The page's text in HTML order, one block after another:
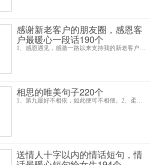
感谢新老客户的朋友圈，感恩客
户最暖心一段话190个
相思的唯美句子220个
送情人十字以内的情话短句，情